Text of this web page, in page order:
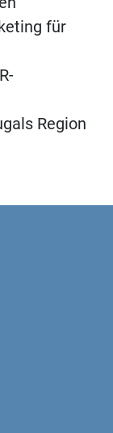
für
Region